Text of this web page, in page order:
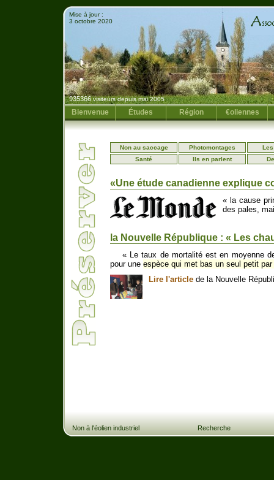
Mise à jour :
3 octobre 2020
935366visiteurs depuis mai 2005
Bienvenue Études Région €oliennes
Non au saccage Photomontages
Santé
Ils en parlent
«Une étude canadienne explique
« la cause
des pales,
la Nouvelle République : « Les
« Le taux de mortalité est en moyenne
pour une espèce qui met bas un seul petit par
Lire l'article de la Nouvelle
Non à l'éolien industriel Recherche